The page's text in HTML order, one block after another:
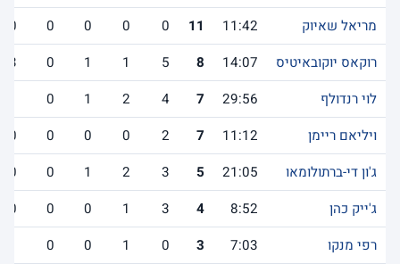
מריאל שאיוק
11:42
11
0
0
0
0
0
רוקאס יוקובאיטיס
14:07
8
5
1
1
0
3
לוי רנדולף
29:56
7
4
2
1
0
ויליאם ריימן
11:12
7
2
0
0
0
0
ג'ון די-ברתולומאו
21:05
5
3
2
1
0
0
ג'ייק כהן
8:52
4
3
1
0
0
0
רפי מנקו
7:03
3
0
1
0
0